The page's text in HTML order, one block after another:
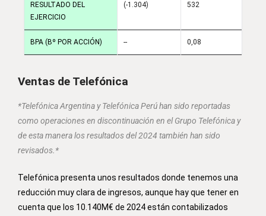
RESULTADO DEL
EJERCICIO
(-1.304) 532
BPA (Bº POR ACCIÓN) -- 0,08
Ventas de Telefónica
*Telefónica Argentina y Telefónica Perú han sido reportadas
como operaciones en discontinuación en el Grupo Telefónica y
de esta manera los resultados del 2024 también han sido
revisados.*
Telefónica presenta unos resultados donde tenemos una
reducción muy clara de ingresos, aunque hay que tener en
cuenta que los 10.140M€ de 2024 están contabilizados